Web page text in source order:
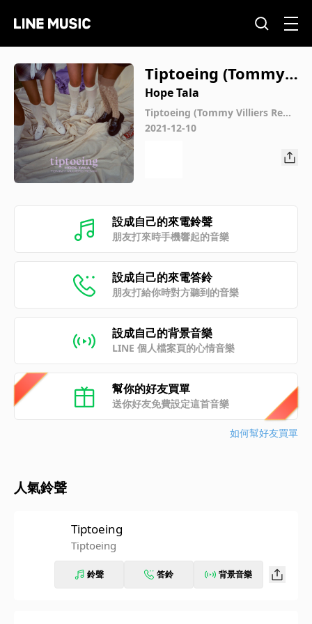
Tiptoeing (Tommy
Villiers Remix)
Hope Tala
Tiptoeing (Tommy Villiers Remi
x)
2021-12-10
設成自己的來電鈴聲
朋友打來時手機響起的音樂
設成自己的來電答鈴
朋友打給你時對方聽到的音樂
設成自己的背景音樂
LINE 個人檔案頁的心情音樂
幫你的好友買單
送你好友免費設定這首音樂
如何幫好友買單
人氣鈴聲
Tiptoeing
Tiptoeing
鈴聲 答鈴 背景音樂